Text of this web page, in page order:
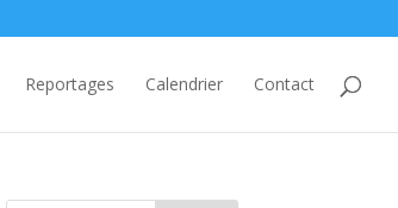
Reportages Calendrier Contact